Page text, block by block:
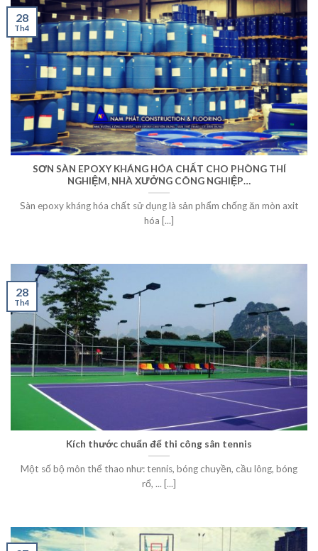
SƠN SÀN EPOXY KHÁNG HÓA CHẤT CHO PHÒNG THÍ
NGHIỆM, NHÀ XƯỞNG CÔNG NGHIỆP…
Sàn epoxy kháng hóa chất sử dụng là sản phẩm chống ăn mòn axit
hóa [...]
28
Th4
Kích thước chuẩn để thi công sân tennis
Một số bộ môn thể thao như: tennis, bóng chuyền, cầu lông, bóng
rổ, ... [...]
28
Th4